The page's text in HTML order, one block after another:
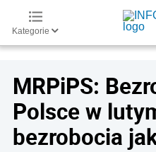
Kategorie
MRPiPS:
Polsce w
bezrobocia